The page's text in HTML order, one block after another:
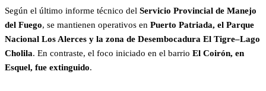
Según el último informe técnico del Servicio Provincial de Manejo
del Fuego, se mantienen operativos en Puerto Patriada, el Parque
Nacional Los Alerces y la zona de Desembocadura El Tigre–Lago
Cholila. En contraste, el foco iniciado en el barrio El Coirón, en
Esquel, fue extinguido.